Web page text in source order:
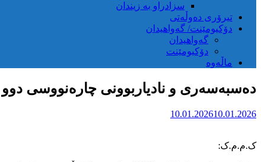
سزادراو بە زیندان
تیرۆری دەوڵەتی
دۆکیومێنت/ گەواهیدان
گەواهیدان
دۆکیومێنت
ماڵەوە
دەسبەسەری و نادیاربوونی چارەنووسی
10.01.202610.01.2026
ک.م.م.ک: